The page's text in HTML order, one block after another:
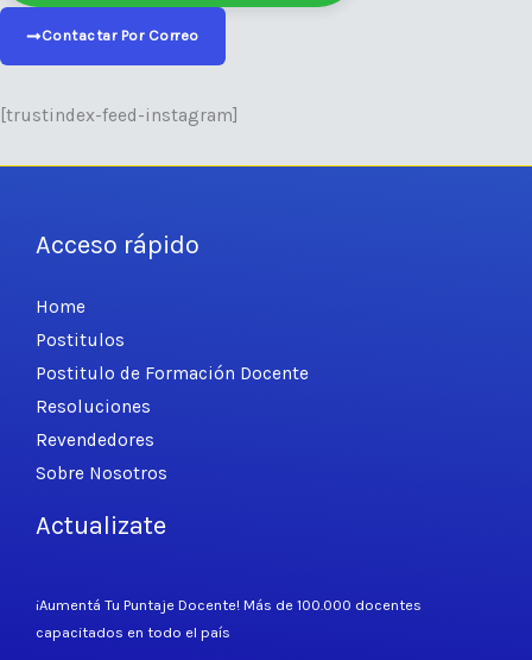
Contactar Por Correo
[trustindex-feed-instagram]
Acceso rápido
Home
Postitulos
Postitulo de Formación Docente
Resoluciones
Revendedores
Sobre Nosotros
Actualizate
¡Aumentá Tu Puntaje Docente! Más de 100.000 docentes
capacitados en todo el país